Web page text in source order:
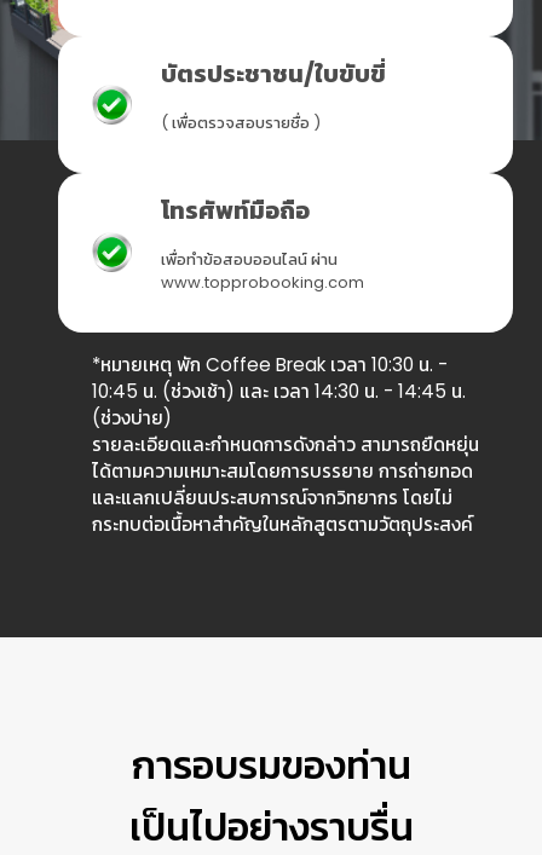
บัตรประชาชน/ใบขับขี่
( เพื่อตรวจสอบรายชื่อ )
โทรศัพท์มือถือ
เพื่อทำข้อสอบออนไลน์ ผ่าน
www.topprobooking.com
*หมายเหตุ พัก Coffee Break เวลา 10:30 น. -
10:45 น. (ช่วงเช้า) และ เวลา 14:30 น. - 14:45 น.
(ช่วงบ่าย)
รายละเอียดและกำหนดการดังกล่าว สามารถยืดหยุ่น
ได้ตามความเหมาะสมโดยการบรรยาย การถ่ายทอด
และแลกเปลี่ยนประสบการณ์จากวิทยากร โดยไม่
กระทบต่อเนื้อหาสำคัญในหลักสูตรตามวัตถุประสงค์
การอบรมของท่าน
เป็นไปอย่างราบรื่น